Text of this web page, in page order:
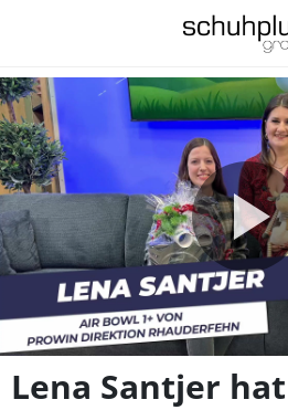
Lena Santjer